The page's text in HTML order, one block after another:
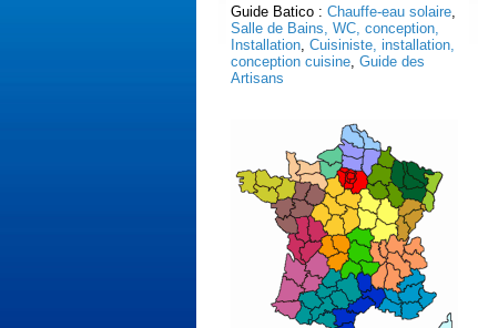
Guide Batico : Chauffe-eau solaire,
Salle de Bains, WC, conception,
Installation, Cuisiniste, installation,
conception cuisine, Guide des
Artisans